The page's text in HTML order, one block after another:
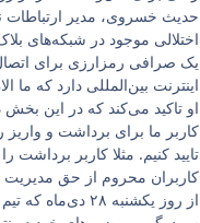
حدیث خسروی، مدیر ارتباطات
اختلالی موجود در شبکه‌های
یک صرافی رمزارزی برای
اینترنت بین‌المللی دارد که
او تاکید می‌کند که در این
کاربر ما برای برداشت و واریز
تایید کنیم. مثلا کاربر
کاربران محروم از حق مدیریت
از روز